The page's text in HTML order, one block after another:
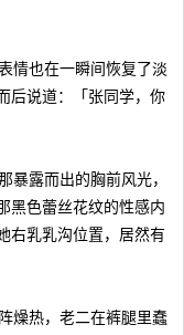
情也在一瞬间恢复了淡
后说道：「张同学，你
露而出的胸前风光，
黑色蕾丝花纹的性感内
右乳乳沟位置，居然有
燥热，老二在裤腿里蠢